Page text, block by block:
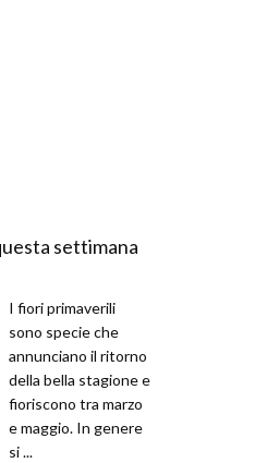
settimana
I fiori primaverili
sono specie che
annunciano il ritorno
della bella stagione e
fioriscono tra marzo
e maggio. In genere
si ...